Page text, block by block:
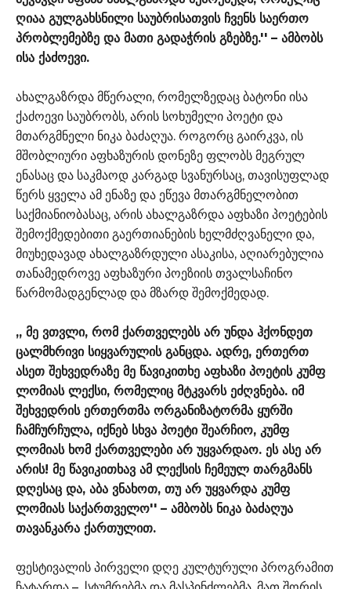
ღიაა გულგახსნილი საუბრისათვის ჩვენს საერთო
პრობლემებზე და მათი გადაჭრის გზებზე.'' – ამბობს
ისა ქაძოევი.
ახალგაზრდა მწერალი, რომელზედაც ბატონი ისა
ქაძოევი საუბრობს, არის სოხუმელი პოეტი და
მთარგმნელი ნიკა ბაძაღუა. როგორც გაირკვა, ის
მშობლიური აფხაზურის დონეზე ფლობს მეგრულ
ენასაც და საკმაოდ კარგად სვანურსაც, თავისუფლად
წერს ყველა ამ ენაზე და ეწევა მთარგმნელობით
საქმიანიობასაც, არის ახალგაზრდა აფხაზი პოეტების
შემოქმედებითი გაერთიანების ხელმძღვანელი და,
მიუხედავად ახალგაზრდული ასაკისა, აღიარებულია
თანამედროვე აფხაზური პოეზიის თვალსაჩინო
წარმომადგენლად და მზარდ შემოქმედად.
,, მე ვთვლი, რომ ქართველებს არ უნდა ჰქონდეთ
ცალმხრივი სიყვარულის განცდა. ადრე, ერთერთ
ასეთ შეხვედრაზე მე წავიკითხე აფხაზი პოეტის კუმფ
ლომიას ლექსი, რომელიც მტკვარს ეძღვნება. იმ
შეხვედრის ერთერთმა ორგანიზატორმა ყურში
ჩამჩურჩულა, იქნებ სხვა პოეტი შეარჩიო, კუმფ
ლომიას ხომ ქართველები არ უყვარდაო. ეს ასე არ
არის! მე წავიკითხავ ამ ლექსის ჩემეულ თარგმანს
დღესაც და, აბა ვნახოთ, თუ არ უყვარდა კუმფ
ლომიას საქართველო'' – ამბობს ნიკა ბაძაღუა
თავანკარა ქართულით.
ფესტივალის პირველი დღე კულტურული პროგრამით